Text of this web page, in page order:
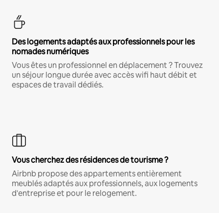
Des logements adaptés aux professionnels pour les
nomades numériques
Vous êtes un professionnel en déplacement ? Trouvez
un séjour longue durée avec accès wifi haut débit et
espaces de travail dédiés.
Vous cherchez des résidences de tourisme ?
Airbnb propose des appartements entièrement
meublés adaptés aux professionnels, aux logements
d'entreprise et pour le relogement.